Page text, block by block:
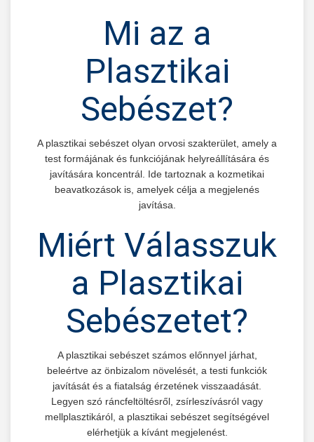
Mi az a
Plasztikai
Sebészet?
A plasztikai sebészet olyan orvosi szakterület, amely a
test formájának és funkciójának helyreállítására és
javítására koncentrál. Ide tartoznak a kozmetikai
beavatkozások is, amelyek célja a megjelenés
javítása.
Miért Válasszuk
a Plasztikai
Sebészetet?
A plasztikai sebészet számos előnnyel járhat,
beleértve az önbizalom növelését, a testi funkciók
javítását és a fiatalság érzetének visszaadását.
Legyen szó ráncfeltöltésről, zsírleszívásról vagy
mellplasztikáról, a plasztikai sebészet segítségével
elérhetjük a kívánt megjelenést.